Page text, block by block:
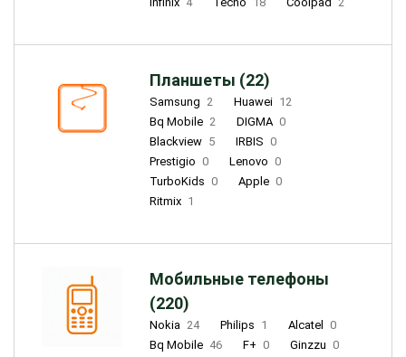
Планшеты (22)
Samsung 2 Huawei 12
Bq Mobile 2 DIGMA 0
Blackview 5 IRBIS 0
Prestigio 0 Lenovo 0
TurboKids 0 Apple 0
Ritmix 1
Мобильные телефоны
(220)
Nokia 24 Philips 1 Alcatel
0
Bq Mobile 46 F+ 0 Ginzzu 0